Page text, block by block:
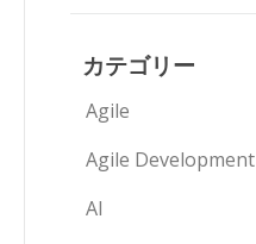
カテゴリー
Agile
Agile Development
AI